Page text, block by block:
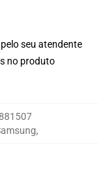
seu atendente
no produto
,